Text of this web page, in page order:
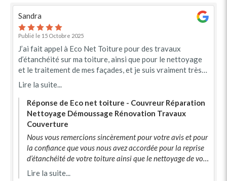
Sandra
Publié le 15 Octobre 2025
J’ai fait appel à Eco Net Toiture pour des travaux
d’étanchéité sur ma toiture, ainsi que pour le nettoyage
et le traitement de mes façades, et je suis vraiment très
satisfait du résultat ! L’équipe a été professionnelle,
soigné et de qualité, avec un vrai souci du détail. Ma
toiture et mes façades ont retrouvé une seconde
jeunesse ! Je recommande vivement Eco Net Toiture pour
leur sérieux, leur efficacité et leur excellent rapport
qualité-prix.
Lire la suite...
Réponse de Eco net toiture - Couvreur Réparation
Nettoyage Démoussage Rénovation Travaux
Couverture
Nous vous remercions sincèrement pour votre avis et pour
la confiance que vous nous avez accordée pour la reprise
d’étanchéité de votre toiture ainsi que le nettoyage de vos
façades. Toute notre équipe est ravie d’avoir pu répondre à
Lire la suite...